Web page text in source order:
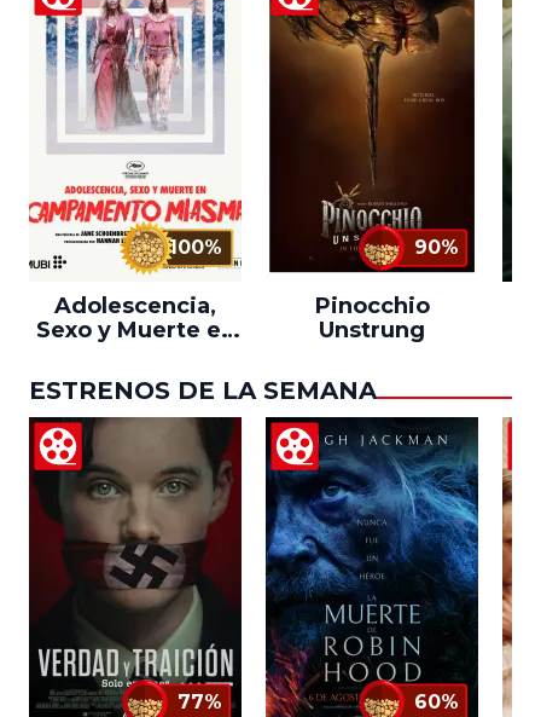
100%
Adolescencia,
Sexo y Muerte en
Miasma
90%
Pinocchio
Unstrung
ESTRENOS DE LA SEMANA
77% 60%